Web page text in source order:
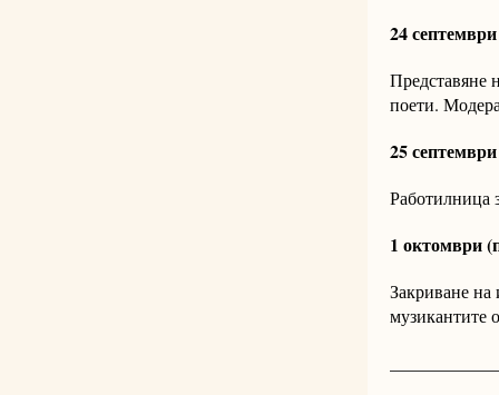
24
Представяне
поети.
25
Работилница
1 октомври
Закриване
музикантите